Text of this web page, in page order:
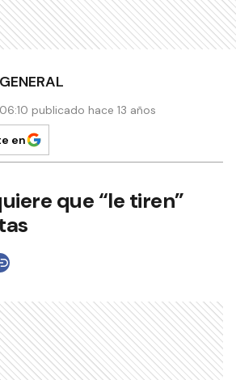
publicado hace 13 años
en
que “le tiren”